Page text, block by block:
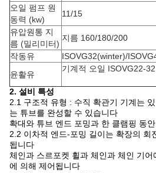
오일 펌프 원
동력 (kw)
11/15
유압원통 지
름 (밀리미터)
지름 160/180/200
작동유
ISOVG32(winter)/
윤활유
기계적 오일 ISOVG22-32
2. 설비 특성
2.1 구조적 유형 : 수직 확관기 기계는
는 튜브를 완성할 수 있습니다
확대와 튜브 엔드 포밍과 한 클램핑 동
2.2 이차적 엔드-포밍 길이는 확장의 회
됩니다
체인과 스르포켓 휠과 체인과 체인 기
에 의해 제어됩니다